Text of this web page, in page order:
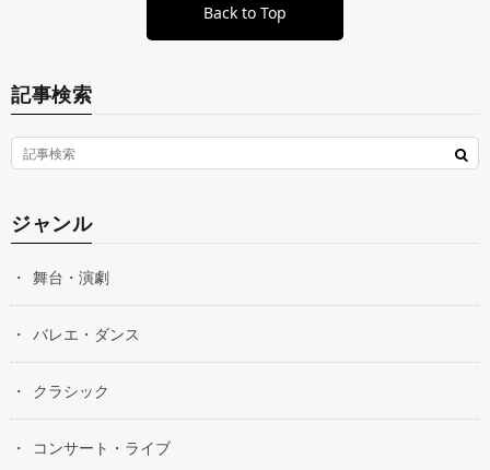
Back to Top
記事検索
ジャンル
舞台・演劇
バレエ・ダンス
クラシック
コンサート・ライブ